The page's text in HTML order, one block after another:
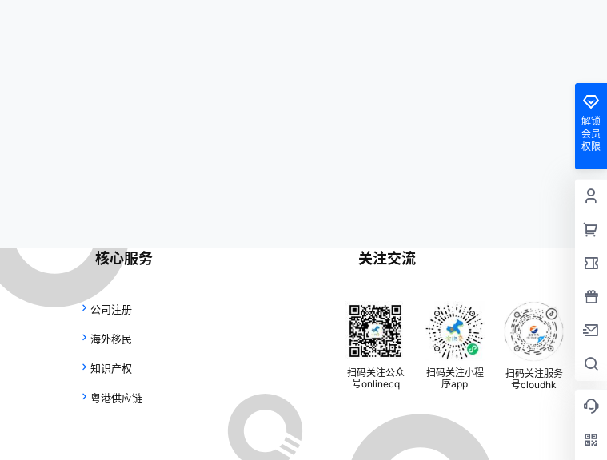
解锁
会员
权限
核心服务
公司注册
海外移民
知识产权
粤港供应链
关注交流
扫码关注公众
号onlinecq
扫码关注小程
序app
扫码关注服务
号cloudhk